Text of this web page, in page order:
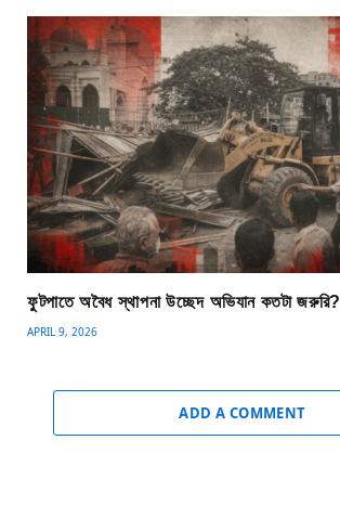
ফুটপাতে অবৈধ স্থাপনা উচ্ছেদ অভিযান কতটা জরুরি?
APRIL 9, 2026
ADD A COMMENT